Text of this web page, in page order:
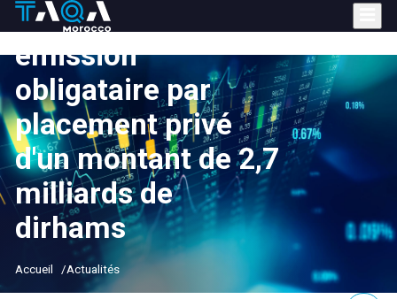
Aller
contenuréalise une
émission
obligataire par
placement privé
d'un montant de 2,7
milliards de
dirhams
Accueil Actualités